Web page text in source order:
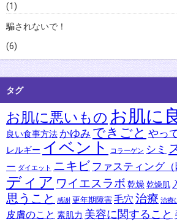
(1)
騙されないで！
(6)
タグ
お肌に悪いもの お肌に
良い食事方法 かゆみ できごと やっ
レルギー イベント コラーゲン シミ
ー ダイエット ニキビ ファスティング（
ディア ワイエスラボ 乾燥 乾燥肌
思うこと 感謝 更年期障害 毛穴 治療 治療
皮膚のこと 素肌力 美容に関すること